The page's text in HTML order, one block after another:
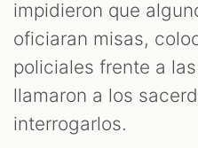
impidieron que
oficiaran misas,
policiales frente a
llamaron a los
interrogarlos.